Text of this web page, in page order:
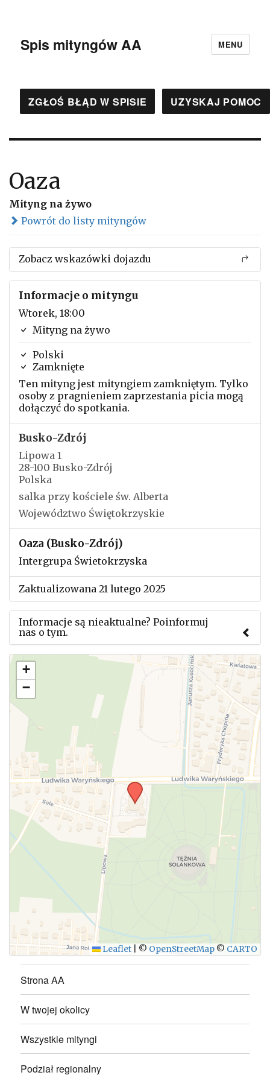
Spis mityngów AA MENU
ZGŁOŚ BŁĄD W SPISIE UZYSKAJ POMOC
Oaza
Mityng na żywo
Powrót do listy mityngów
Zobacz wskazówki dojazdu
Informacje o mityngu
Wtorek, 18:00
Mityng na żywo
Polski
Zamknięte
Ten mityng jest mityngiem zamkniętym. Tylko
osoby z pragnieniem zaprzestania picia mogą
dołączyć do spotkania.
Busko-Zdrój
Lipowa 1
28-100 Busko-Zdrój
Polska
salka przy kościele św. Alberta
Województwo Świętokrzyskie
Oaza (Busko-Zdrój)
Intergrupa Świetokrzyska
Zaktualizowana 21 lutego 2025
Informacje są nieaktualne? Poinformuj
nas o tym.
Użyj tego formularza aby przesłać informację o
zmianach w powyższym mityngu.
+
−
Leaflet © OpenStreetMap © CARTO
Strona AA
W twojej okolicy
Wszystkie mityngi
Podział regionalny